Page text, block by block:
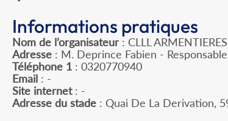
Informations pratiques
Nom de l’organisateur : CLLL ARMENTIERES
Adresse : M. Deprince Fabien -
Téléphone 1 : 0320770940
Email : -
Site internet: -
Adresse du stade : Quai De La Derivation,